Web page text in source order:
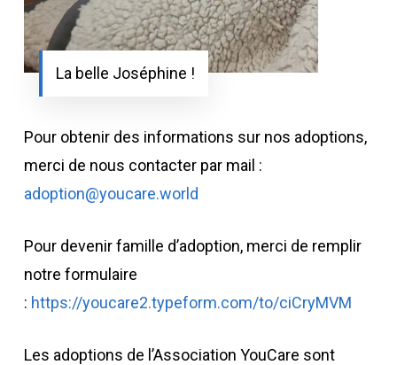
La belle Joséphine !
Pour obtenir des informations sur nos adoptions,
merci de nous contacter par mail :
adoption@youcare.world
Pour devenir famille d’adoption, merci de remplir
notre formulaire
: https://youcare2.typeform.com/to/ciCryMVM
Les adoptions de l’Association YouCare sont